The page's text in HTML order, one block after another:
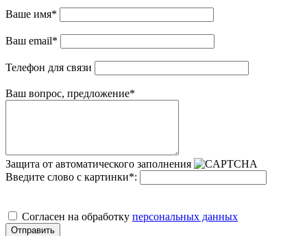
Ваше имя*
Ваш email*
Телефон для связи
Ваш вопрос, предложение*
Защита от автоматического заполнения
Введите слово с картинки*:
Cогласен на обработку персональных данных
Отправить